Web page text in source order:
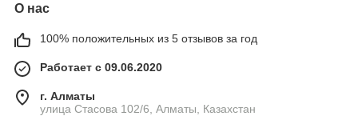
О нас
100% положительных из 5 отзывов за год
Работает с 09.06.2020
г. Алматы
улица Стасова 102/6, Алматы, Казахстан